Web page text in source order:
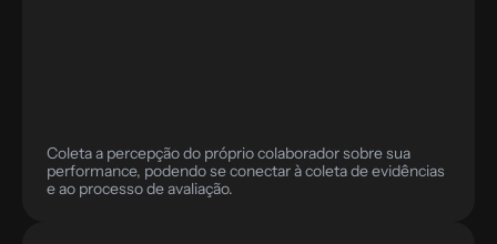
Coleta a percepção do próprio colaborador sobre sua
performance, podendo se conectar à coleta de evidências
e ao processo de avaliação.